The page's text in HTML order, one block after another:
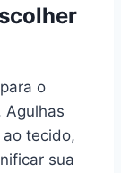
o
Agulhas
tecido,
sua